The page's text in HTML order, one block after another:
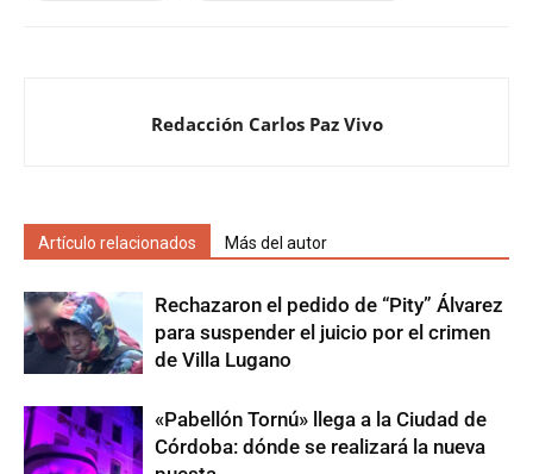
Redacción Carlos Paz Vivo
Artículo relacionados Más del autor
Rechazaron el pedido de “Pity” Álvarez
para suspender el juicio por el crimen
de Villa Lugano
«Pabellón Tornú» llega a la Ciudad de
Córdoba: dónde se realizará la nueva